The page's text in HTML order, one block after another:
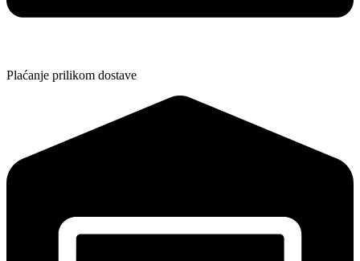
Plaćanje prilikom dostave